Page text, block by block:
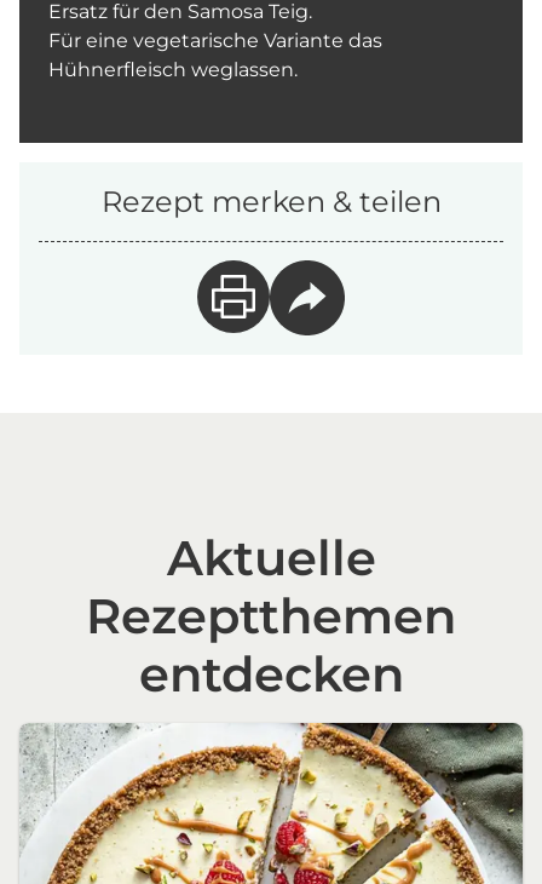
Ersatz für den Samosa Teig.
Für eine vegetarische Variante das
Hühnerfleisch weglassen.
Rezept merken & teilen
Aktuelle
Rezeptthemen
entdecken